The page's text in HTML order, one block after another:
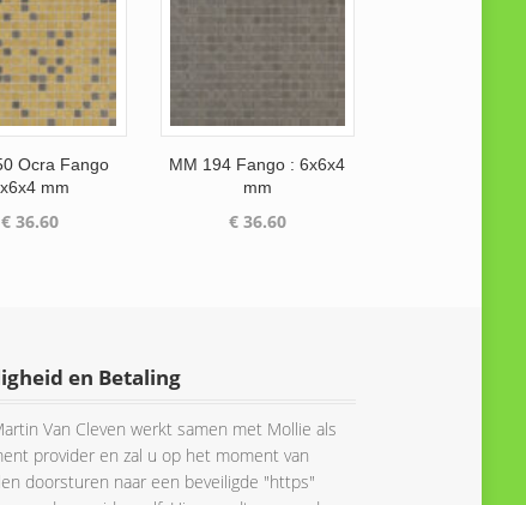
Ocra Fango
mm
€36.60
MM 194 Fango : 6x6x4
mm
€36.60
en Betaling
Van Cleven werkt samen met Mollie als
provider en zal u op het moment van
doorsturen naar een beveiligde "https"